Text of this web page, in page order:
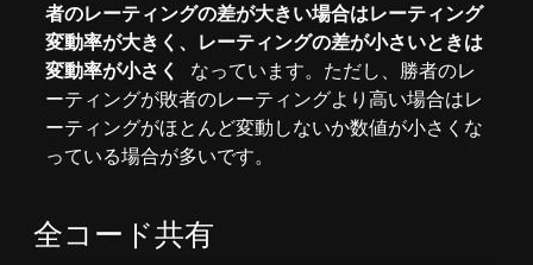
者のレーティングの差が大きい場合はレーティング
変動率が大きく、レーティングの差が小さいときは
変動率が小さく
なっています。ただし、勝者のレ
ーティングが敗者のレーティングより高い場合はレ
ーティングがほとんど変動しないか数値が小さくな
っている場合が多いです。
全コード共有